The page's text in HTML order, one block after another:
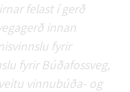
felast í gerð
innan
fyrir
fyrir Búðafossveg,
vinnubúða- og